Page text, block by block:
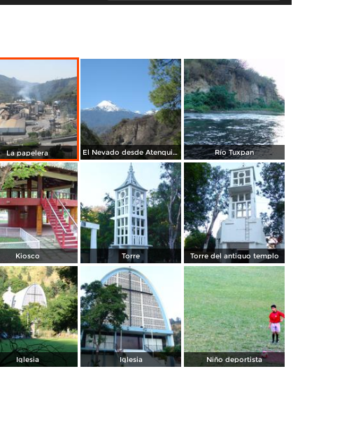
La papelera El Nevado desde Atenquique Río Tuxpan
Kiosco Torre Torre del antiguo templo
Iglesia Iglesia Niño deportista